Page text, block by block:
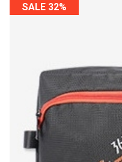
SALE 32%